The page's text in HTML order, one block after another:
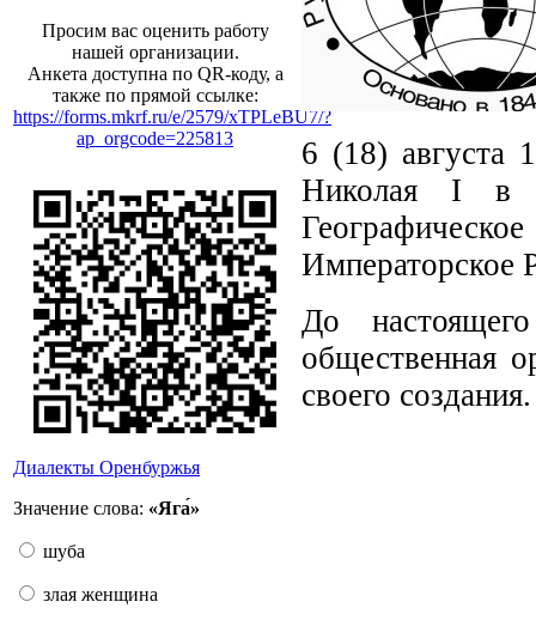
Просим вас оценить работу
нашей организации.
Анкета доступна по QR-коду, а
также по прямой ссылке:
https://forms.mkrf.ru/e/2579/xTPLeBU7/?
ap_orgcode=225813
Диалекты Оренбуржья
Значение слова: «Яга́»
шуба
злая женщина
6 (18) августа
Николая I в
Императорское
До
общественная
своего создания.